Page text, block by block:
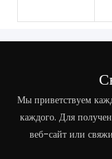
Мы приветствуем
каждого. Для
веб-сайт или